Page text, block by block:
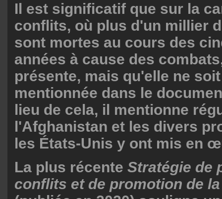
Il est significatif que sur la
conflits, où plus d'un millier
sont mortes au cours des
années à cause des
présente, mais qu'elle ne
mentionnée dans le
lieu de cela, il mentionne
l'Afghanistan et les divers
les États-Unis y ont mis en
La plus récente Stratégie de
conflits et de promotion de